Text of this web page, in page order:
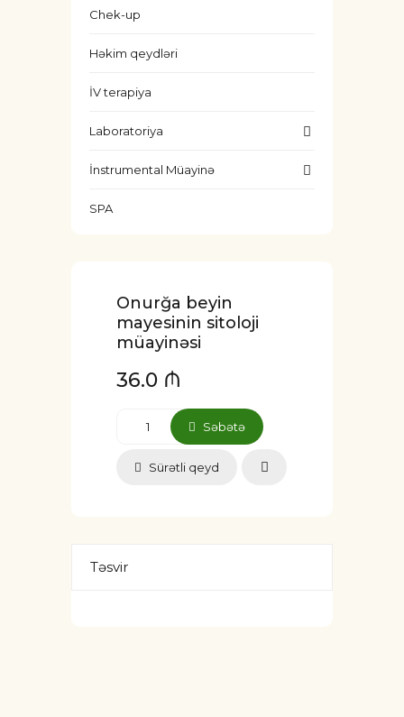
Chek-up
Həkim qeydləri
İV terapiya
Laboratoriya
İnstrumental Müayinə
SPA
Onurğa beyin
mayesinin sitoloji
müayinəsi
36.0 ₼
Səbətə
Sürətli qeyd
Təsvir